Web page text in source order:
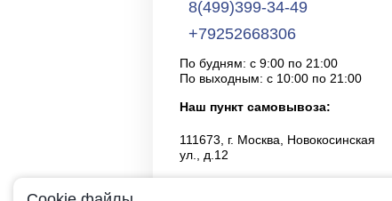
8(499)399-34-49
+79252668306
По будням: с 9:00 по 21:00
По выходным: с 10:00 по 21:00
Наш пункт самовывоза:
111673, г. Москва, Новокосинская
ул., д.12